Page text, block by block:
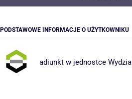
PODSTAWOWE INFORMACJE O UŻYTKOWNIKU
adiunkt w jednostce